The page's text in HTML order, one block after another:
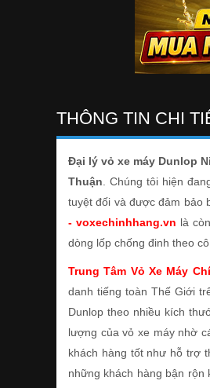
THÔNG TIN CHI
Đại lý vỏ xe máy Dunlop
Thuận . Chúng tôi hiện
tuyệt đối và được đảm bảo
- voxechinhhang.vn là
dòng lốp chống đinh theo
Trung Tâm Vỏ Xe Máy
danh tiếng toàn Thế Giới
Dunlop theo nhiều kích
lượng của vỏ xe máy nhờ
khách hàng tốt như hỗ trợ
những khách hàng bận